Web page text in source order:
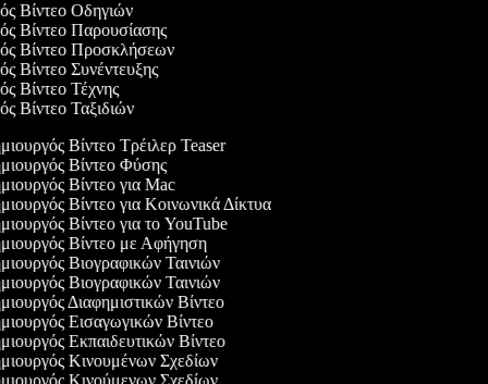
Βίντεο Οδηγιών
Βίντεο Παρουσίασης
Βίντεο Προσκλήσεων
Βίντεο Συνέντευξης
Βίντεο Τέχνης
Βίντεο Ταξιδιών
Βίντεο Τρέιλερ Teaser
Βίντεο Φύσης
Βίντεο για Mac
Βίντεο για Κοινωνικά Δίκτυα
Βίντεο για το YouTube
Βίντεο με Αφήγηση
Βιογραφικών Ταινιών
Βιογραφικών Ταινιών
Διαφημιστικών Βίντεο
Εισαγωγικών Βίντεο
Εκπαιδευτικών Βίντεο
Κινουμένων Σχεδίων